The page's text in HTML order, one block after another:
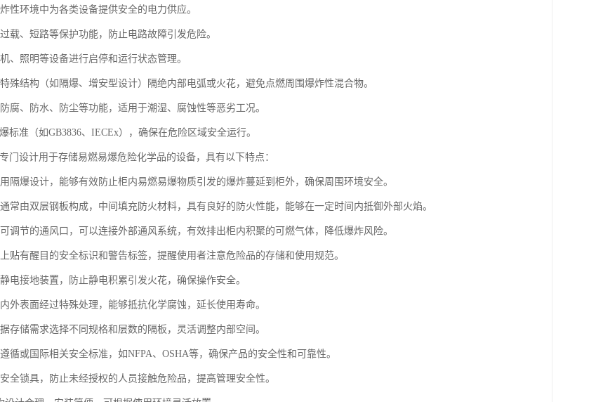
性环境中为各类设备提供安全的电力供应。
载、短路等保护功能，防止电路故障引发危险。
、照明等设备进行启停和运行状态管理。
殊结构（如隔爆、增安型设计）隔绝内部电弧或火花，避免点燃周围爆炸性混合物。
腐、防水、防尘等功能，适用于潮湿、腐蚀性等恶劣工况。
标准（如GB3836、IECEx），确保在危险区域安全运行。
门设计用于存储易燃易爆危险化学品的设备，具有以下特点：
隔爆设计，能够有效防止柜内易燃易爆物质引发的爆炸蔓延到柜外，确保周围环境安全。
常由双层钢板构成，中间填充防火材料，具有良好的防火性能，能够在一定时间内抵御外部火焰。
调节的通风口，可以连接外部通风系统，有效排出柜内积聚的可燃气体，降低爆炸风险。
贴有醒目的安全标识和警告标签，提醒使用者注意危险品的存储和使用规范。
电接地装置，防止静电积累引发火花，确保操作安全。
外表面经过特殊处理，能够抵抗化学腐蚀，延长使用寿命。
存储需求选择不同规格和层数的隔板，灵活调整内部空间。
循或国际相关安全标准，如NFPA、OSHA等，确保产品的安全性和可靠性。
全锁具，防止未经授权的人员接触危险品，提高管理安全性。